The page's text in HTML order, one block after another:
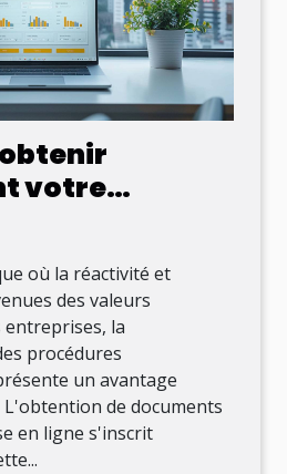
votre
où la réactivité et
des valeurs
la
procédures
un avantage
de documents
en ligne s'inscrit